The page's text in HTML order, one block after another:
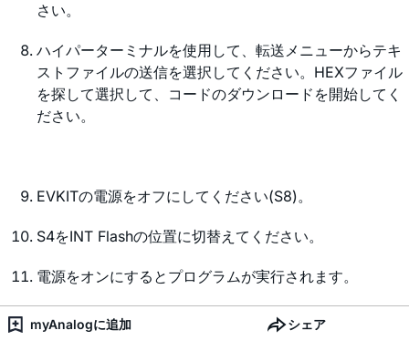
さい。
ハイパーターミナルを使用して、転送メニューからテキ
ストファイルの送信を選択してください。HEXファイル
を探して選択して、コードのダウンロードを開始してく
ださい。
EVKITの電源をオフにしてください(S8)。
S4をINT Flashの位置に切替えてください。
電源をオンにするとプログラムが実行されます。
myAnalogに追加 シェア